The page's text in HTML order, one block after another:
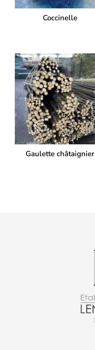
Coccinelle
Gaulette châtaignier